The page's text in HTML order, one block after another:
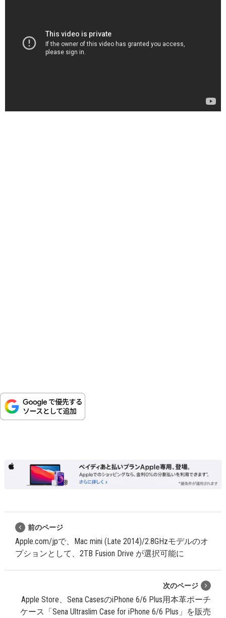
前のページ
Apple.com/jpで、Mac mini (Late 2014)/2.8GHzモデルのオ
プションとして、2TB Fusion Drive が選択可能に
次のページ
Apple Store、Sena CasesのiPhone 6/6 Plus用本革ポーチ
ケース「Sena Ultraslim Case for iPhone 6/6 Plus」を販売